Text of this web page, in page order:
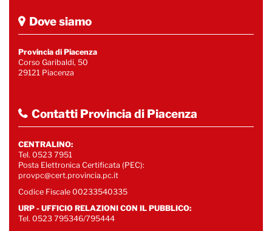
Dove siamo
Provincia di Piacenza
Corso Garibaldi, 50
29121 Piacenza
Contatti Provincia di Piacenza
CENTRALINO:
Tel. 0523 7951
Posta Elettronica Certificata (PEC):
provpc@cert.provincia.pc.it
Codice Fiscale 00233540335
URP - UFFICIO RELAZIONI CON IL PUBBLICO:
Tel. 0523 795346/795444